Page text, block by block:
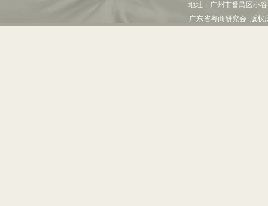
地址： 广州市番禺区小
广东省粤商研究会 版